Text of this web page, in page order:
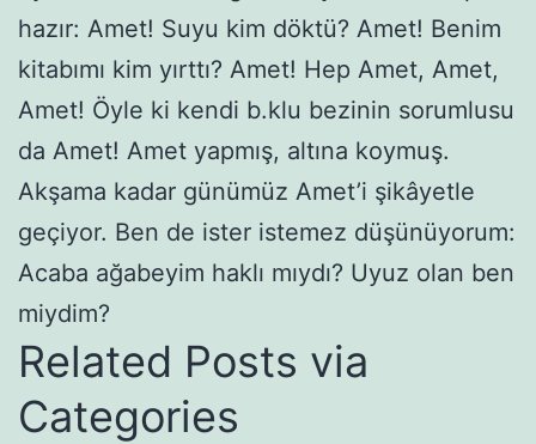
hazır: Amet! Suyu kim döktü? Amet! Benim
kitabımı kim yırttı? Amet! Hep Amet, Amet,
Amet! Öyle ki kendi b.klu bezinin sorumlusu
da Amet! Amet yapmış, altına koymuş.
Akşama kadar günümüz Amet’i şikâyetle
geçiyor. Ben de ister istemez düşünüyorum:
Acaba ağabeyim haklı mıydı? Uyuz olan ben
miydim?
Related Posts via
Categories